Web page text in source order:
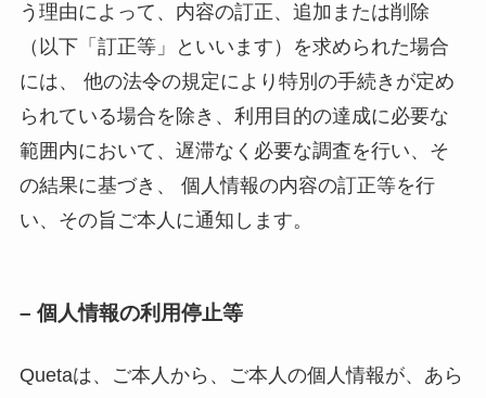
う理由によって、内容の訂正、追加または削除
（以下「訂正等」といいます）を求められた場合
には、 他の法令の規定により特別の手続きが定め
られている場合を除き、利用目的の達成に必要な
範囲内において、遅滞なく必要な調査を行い、そ
の結果に基づき、 個人情報の内容の訂正等を行
い、その旨ご本人に通知します。
– 個人情報の利用停止等
Quetaは、ご本人から、ご本人の個人情報が、あら